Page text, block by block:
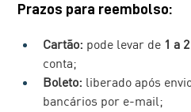
Prazos para reembolso:
Cartão: pode levar de 1 a
conta;
Boleto: liberado após
bancários por e-mail;